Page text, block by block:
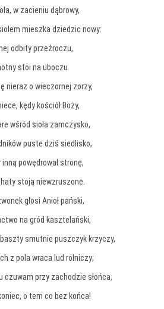
w zacieniu dąbrowy,
mieszka dziedzic nowy:
odbity przeźroczu,
stoi na uboczu.
nieraz o wieczornej zorzy,
kędy kościół Boży,
wśród sioła zamczysko,
puste dziś siedlisko,
inną powędrował stronę,
stoją niewzruszone.
głosi Anioł pański,
na gród kasztelański,
baszty smutnie puszczyk krzyczy,
z pola wraca lud rolniczy;
czuwam przy zachodzie słońca,
o tem co bez końca!